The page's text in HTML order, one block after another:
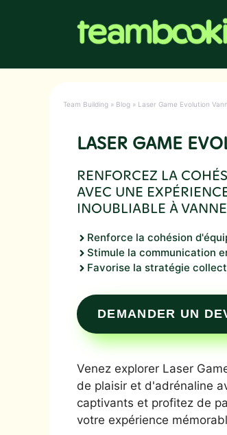
Team Building » Blog » Laser Game Evolution
LASER GAME
RENFORCEZ LA
AVEC UNE
INOUBLIABLE À
Renforce la cohésion
Stimule la communication
Favorise la stratégie
DEMANDER UN
Venez explorer Laser
de plaisir et d'adrénaline
captivants et profitez de
votre expérience